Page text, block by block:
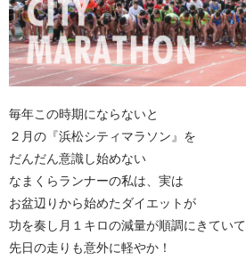
毎年この時期にならないと
２月の『浜松シティマラソン』を
だんだん意識し始めない
なまくらランナーの私は、実は
お盆辺りから始めたダイエットが
功を奏し月１キロの減量が順調にきていて
先日の走りも意外に軽やか！